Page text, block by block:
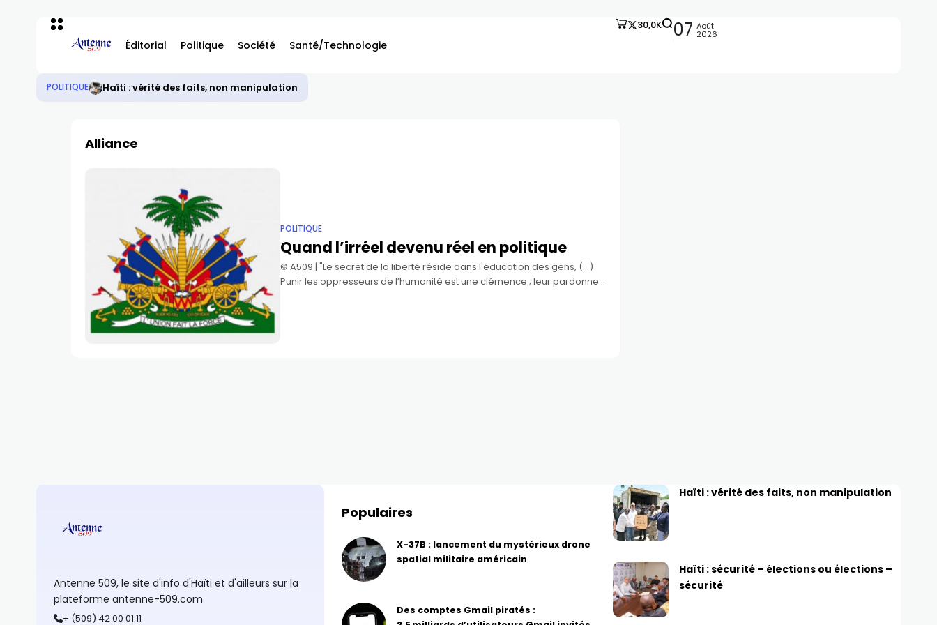
Éditorial Politique Société Santé/Technologie
30,0K 07 Août
2026
POLITIQUE Haïti : vérité des faits, non manipulation
Alliance
POLITIQUE
Quand l’irréel devenu réel en politique
©️ A509 | "Le secret de la liberté réside dans l'éducation des gens, (…)
Punir les oppresseurs de l’humanité est une clémence ; leur pardonner
Antenne 509, le site d'info d'Haïti et d'ailleurs sur la
plateforme antenne-509.com
+ (509) 42 00 01 11
Populaires
X-37B : lancement du mystérieux drone
spatial militaire américain
Des comptes Gmail piratés :
Haïti : vérité des faits, non manipulation
Haïti : sécurité – élections ou élections –
sécurité